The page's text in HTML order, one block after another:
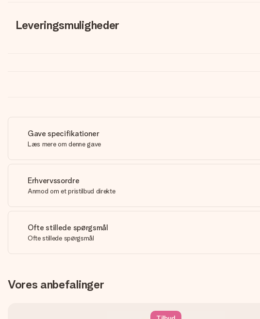
Leveringsmuligheder
Gave specifikationer
Læs mere om denne gave
Erhvervssordre
Anmod om et pristilbud direkte
Ofte stillede spørgsmål
Ofte stillede spørgsmål
Vores anbefalinger